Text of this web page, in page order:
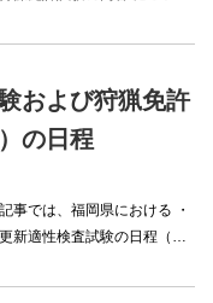
および狩猟免許
の日程
事では、福岡県における ・
新適性検査試験の日程（…